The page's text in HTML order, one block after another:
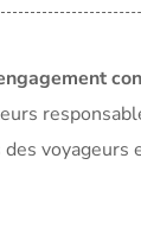
voyageurs